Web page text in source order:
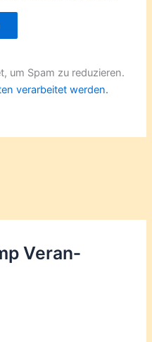
um Spam zu reduzieren.
verarbeitet werden.
Veran­